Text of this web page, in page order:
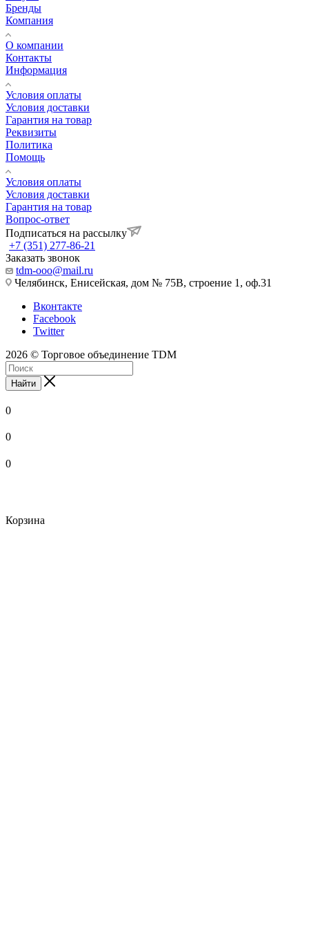
Бренды
Компания
О компании
Контакты
Информация
Условия оплаты
Условия доставки
Гарантия на товар
Реквизиты
Политика
Помощь
Условия оплаты
Условия доставки
Гарантия на товар
Вопрос-ответ
Подписаться на рассылку
+7 (351) 277-86-21
Заказать звонок
tdm-ooo@mail.ru
Челябинск, Енисейская, дом № 75В, строение 1, оф.31
Вконтакте
Facebook
Twitter
2026 © Торговое объединение TDM
Найти
0
0
0
Корзина